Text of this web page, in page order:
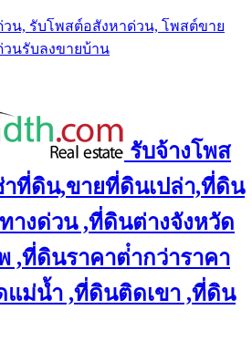
น, รับโพสต์อสังหาด่วน, โพสต์ขาย
นรับลงขายบ้าน
รับจ้างโพส
าที่ดิน,ขายที่ดินเปล่า,ที่ดิน
งด่วน ,ที่ดินต่างจังหวัด
,ที่ดินราคาต่ํากว่าราคา
แม่น้ำ ,ที่ดินติดเขา ,ที่ดิน